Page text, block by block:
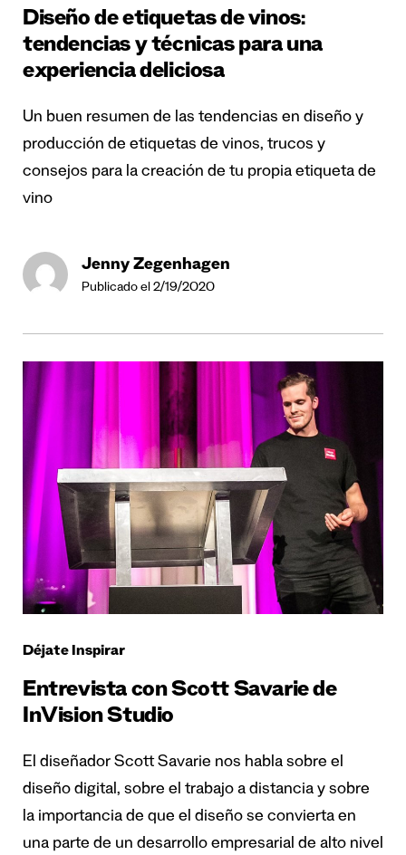
Diseño de etiquetas de vinos:
tendencias y técnicas para una
experiencia deliciosa
Un buen resumen de las tendencias en diseño y
producción de etiquetas de vinos, trucos y
consejos para la creación de tu propia etiqueta de
vino
Jenny Zegenhagen
Publicado el 2/19/2020
Déjate Inspirar
Entrevista con Scott Savarie de
InVision Studio
El diseñador Scott Savarie nos habla sobre el
diseño digital, sobre el trabajo a distancia y sobre
la importancia de que el diseño se convierta en
una parte de un desarrollo empresarial de alto nivel